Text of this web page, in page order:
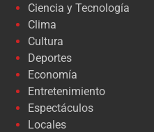
Ciencia y Tecnología
Clima
Cultura
Deportes
Economía
Entretenimiento
Espectáculos
Locales